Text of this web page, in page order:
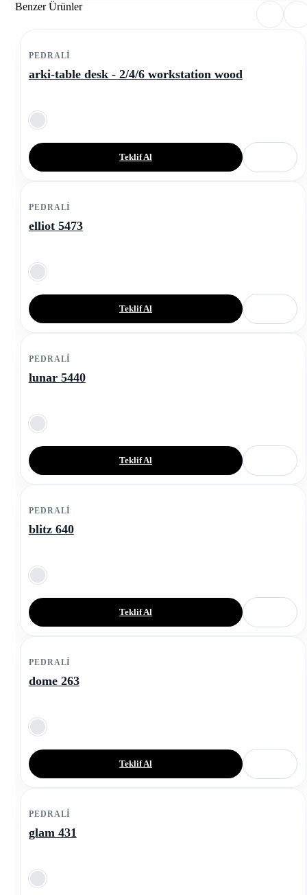
Benzer Ürünler
PEDRALI
arki-table desk - 2/4/6 workstation wood
Teklif Al
PEDRALI
elliot 5473
Teklif Al
PEDRALI
lunar 5440
Teklif Al
PEDRALI
blitz 640
Teklif Al
PEDRALI
dome 263
Teklif Al
PEDRALI
glam 431